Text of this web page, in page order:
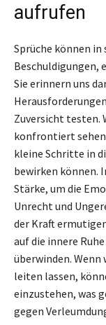
aufrufen
Sprüche können
Beschuldigungen,
Sie erinnern uns
Zuversicht testen.
konfrontiert
kleine Schritte in
bewirken können.
Stärke, um die
Unrecht und
der Kraft
auf die innere
überwinden.
leiten lassen,
einzustehen, was
gegen